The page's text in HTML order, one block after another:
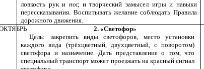
ловкость рук и ног, и творческий замысел игры и навыки
перессказывания. Воспитывать желание соблюдать Правила
дорожного движения.
2. «Светофор»
Цель: закрепить виды светофоров, место установки
каждого вида (трёхцветный, двухцветный, с поворотом)
светофора и назначение. Дать представление о том, что
специальный транспорт может проезжать на красный сигнал